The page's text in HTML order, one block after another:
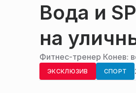
Вода и
на
Фитнес-тренер Конев:
ЭКСКЛЮЗИВ СПОРТ